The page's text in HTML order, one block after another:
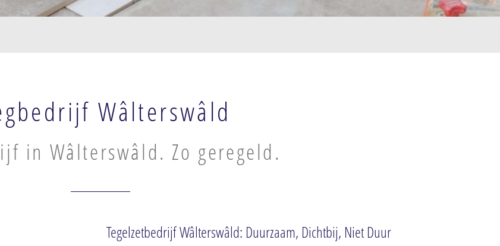
Wâlterswâld
in Wâlterswâld. Zo geregeld.
Tegelzetbedrijf Wâlterswâld: Duurzaam, Dichtbij, Niet Duur